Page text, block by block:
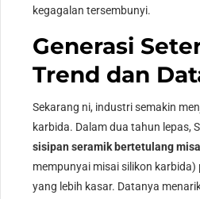
kegagalan tersembunyi.
Generasi
Trend dan
Sekarang ni, industri semakin
karbida. Dalam dua tahun lepas,
sisipan seramik bertetulang
mempunyai misai silikon
yang lebih kasar. Datanya